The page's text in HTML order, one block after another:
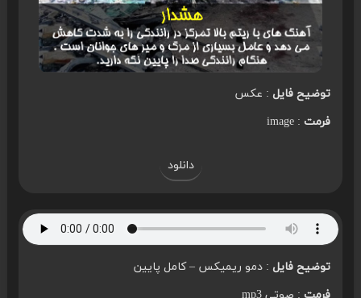
توضیح فایل: عکس
فرمت: image
دانلود
توضیح فایل: دمو ریمیکس – کامل پایین